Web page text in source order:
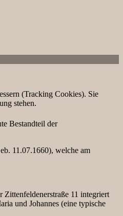
Bestandteil der
11.07.1660), welche am
11 integriert
und Johannes (eine typische
(Tracking Cookies). Sie
stehen.